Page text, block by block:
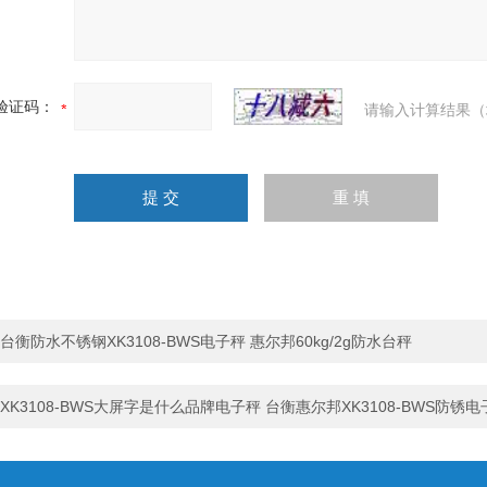
证码： 请输入计算结果
台衡防水不锈钢XK3108-BWS电子秤 惠尔邦60kg/2g防水台秤
XK3108-BWS大屏字是什么品牌电子秤 台衡惠尔邦XK3108-BWS防锈电